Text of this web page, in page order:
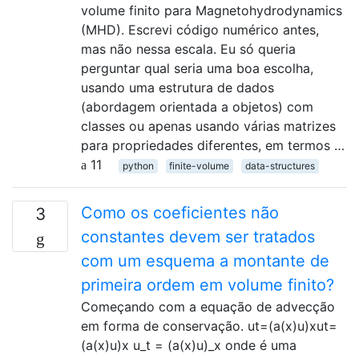
volume finito para Magnetohydrodynamics
(MHD). Escrevi código numérico antes,
mas não nessa escala. Eu só queria
perguntar qual seria uma boa escolha,
usando uma estrutura de dados
(abordagem orientada a objetos) com
classes ou apenas usando várias matrizes
para propriedades diferentes, em termos …
11
python finite-volume data-structures
3
Como os coeficientes não
constantes devem ser tratados
com um esquema a montante de
primeira ordem em volume finito?
Começando com a equação de advecção
em forma de conservação. ut=(a(x)u)xut=
(a(x)u)x u_t = (a(x)u)_x onde é uma